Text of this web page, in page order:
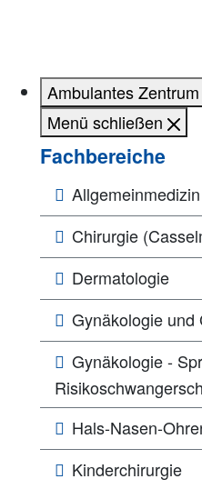
Ambulantes Zentrum
Menü schließen
Fachbereiche
Allgemeinmedizin
Chirurgie
Dermatologie
Gynäkologie und
Gynäkologie -
Hals-Nasen-
Kinderchirurgie